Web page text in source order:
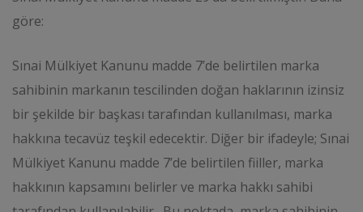
göre:
Sınai Mülkiyet Kanunu madde 7’de belirtilen marka
sahibinin markanın tescilinden doğan haklarının izinsiz
bir şekilde bir başkası tarafından kullanılması, marka
hakkına tecavüz teşkil edecektir. Diğer bir ifadeyle; Sınai
Mülkiyet Kanunu madde 7’de belirtilen fiiller, marka
hakkının kapsamını belirler ve marka hakkı sahibi